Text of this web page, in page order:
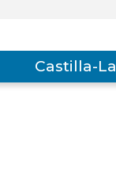
Castilla-